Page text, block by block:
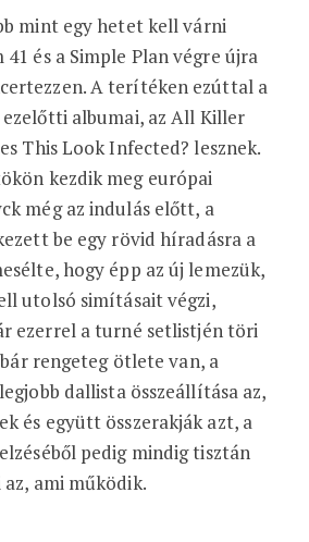
mint egy hetet kell várni
41 és a Simple Plan végre újra
A terítéken ezúttal a
ezelőtti albumai, az All Killer
This Look Infected? lesznek.
kezdik meg európai
még az indulás előtt, a
be egy rövid híradásra a
hogy épp az új lemezük,
utolsó simításait végzi,
ezerrel a turné setlistjén töri
rengeteg ötlete van, a
dallista összeállítása az,
és együtt összerakják azt, a
pedig mindig tisztán
ami működik.